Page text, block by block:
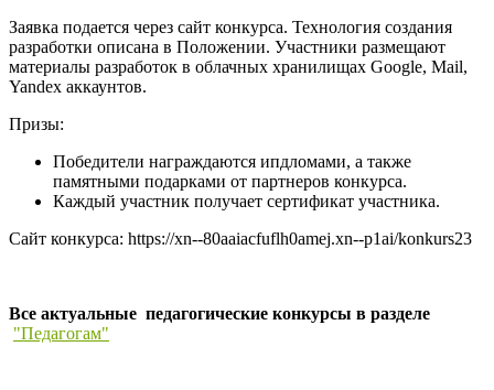
Заявка подается через сайт конкурса. Технология создания
разработки описана в Положении. Участники размещают
материалы разработок в облачных хранилищах Google, Mail,
Yandex аккаунтов.
Призы:
Победители награждаются ипдломами, а также
памятными подарками от партнеров конкурса.
Каждый участник получает сертификат участника.
Сайт конкурса: https://xn--80aaiacfuflh0amej.xn--p1ai/konkurs23
Все актуальные педагогические конкурсы в разделе
"Педагогам"